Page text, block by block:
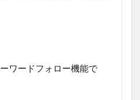
ワードフォロー機能で